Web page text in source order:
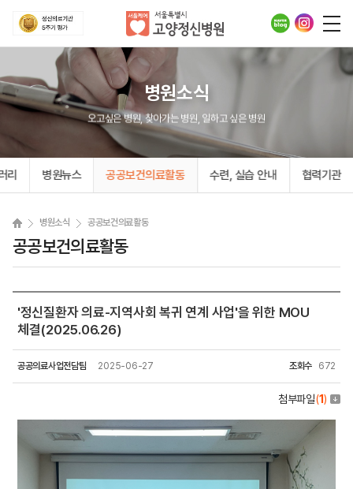
병원소식
오고싶은 병원, 찾아가는 병원, 일하고 싶은 병원
리 병원뉴스 공공보건의료활동 수련, 실습 안내 협력기관
공공보건의료활동
병원소식 공공보건의료활동
'정신질환자 의료-지역사회 복귀 연계 사업'을 위한 MOU
체결(2025.06.26)
공공의료사업전담팀 2025-06-27 조회수 672
첨부파일(1)